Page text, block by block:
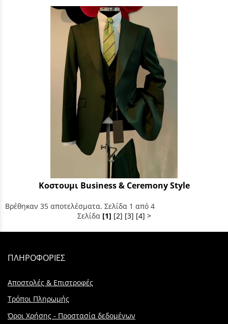
Κοστουμι Business & Ceremony Style
Βρέθηκαν 35 αποτελέσματα. Σελίδα 1 από 4
Σελίδα [1] [2] [3] [4] >
ΠΛΗΡΟΦΟΡΙΕΣ
Αποστολές & Επιστροφές
Τρόποι Πληρωμής
Όροι Χρήσης - Προστασία δεδομένων